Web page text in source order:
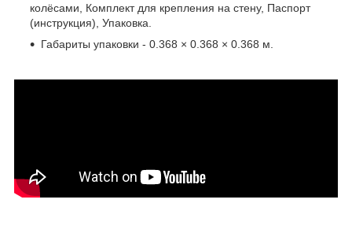
колёсами, Комплект для крепления на стену, Паспорт
(инструкция), Упаковка.
Габариты упаковки - 0.368 × 0.368 × 0.368 м.